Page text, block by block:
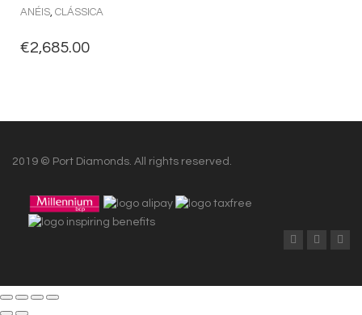
ANÉIS, CLÁSSICA
€2,685.00
2019 © Port Diamonds. All rights reserved.